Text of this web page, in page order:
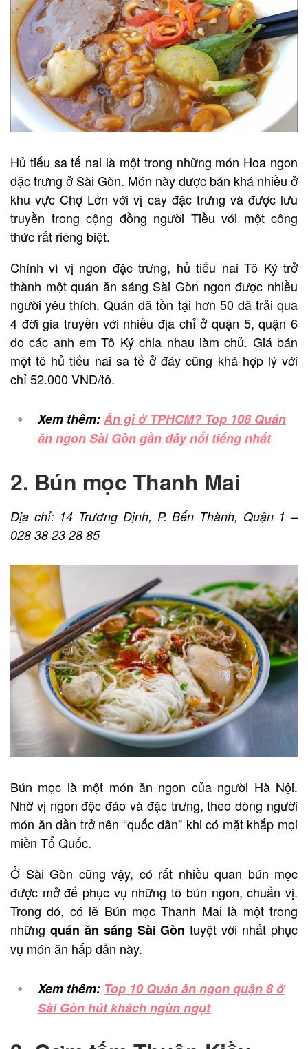
Hủ tiếu sa tế nai là một trong những món Hoa ngon
đặc trưng ở Sài Gòn. Món này được bán khá nhiều ở
khu vực Chợ Lớn với vị cay đặc trưng và được lưu
truyền trong cộng đồng người Tiều với một công
thức rất riêng biệt.
Chính vì vị ngon đặc trưng, hủ tiếu nai Tô Ký trở
thành một quán ăn sáng Sài Gòn ngon được nhiều
người yêu thích. Quán đã tồn tại hơn 50 đã trải qua
4 đời gia truyền với nhiều địa chỉ ở quận 5, quận 6
do các anh em Tô Ký chia nhau làm chủ. Giá bán
một tô hủ tiếu nai sa tế ở đây cũng khá hợp lý với
chỉ 52.000 VNĐ/tô.
Xem thêm:Ăn gì ở TPHCM? Top 108 Quán
ăn ngon Sài Gòn gần đây nổi tiếng nhất
2. Bún mọc Thanh Mai
Địa chỉ: 14 Trương Định, P. Bến Thành, Quận 1 –
028 38 23 28 85
Bún mọc là một món ăn ngon của người Hà Nội.
Nhờ vị ngon độc đáo và đặc trưng, theo dòng người
món ăn dần trở nên “quốc dân” khi có mặt khắp mọi
miền Tổ Quốc.
Ở Sài Gòn cũng vậy, có rất nhiều quan bún mọc
được mở để phục vụ những tô bún ngon, chuẩn vị.
Trong đó, có lẽ Bún mọc Thanh Mai là một trong
những quán ăn sáng Sài Gòn tuyệt vời nhất phục
vụ món ăn hấp dẫn này.
Xem thêm: Top 10 Quán ăn ngon quận 8 ở
Sài Gòn hút khách ngùn ngụt